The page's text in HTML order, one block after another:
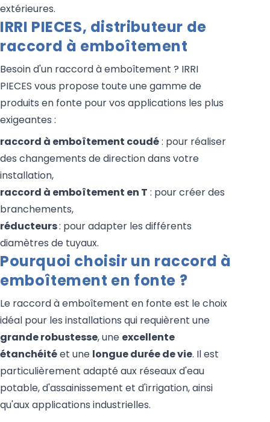
extérieures.
IRRI PIECES, distributeur de
raccord à emboîtement
Besoin d'un raccord à emboîtement ? IRRI
PIECES vous propose toute une gamme de
produits en fonte pour vos applications les plus
exigeantes :
raccord à emboîtement coudé: pour réaliser
des changements de direction dans votre
installation,
raccord à emboîtement en T : pour créer des
branchements,
réducteurs: pour adapter les différents
diamètres de tuyaux.
Pourquoi choisir un raccord à
emboîtement en fonte ?
Le raccord à emboîtement en fonte est le choix
idéal pour les installations qui requièrent une
grande robustesse, une excellente
étanchéitéet une longue durée de vie. Il est
particulièrement adapté aux réseaux d'eau
potable, d'assainissement et d'irrigation, ainsi
qu'aux applications industrielles.